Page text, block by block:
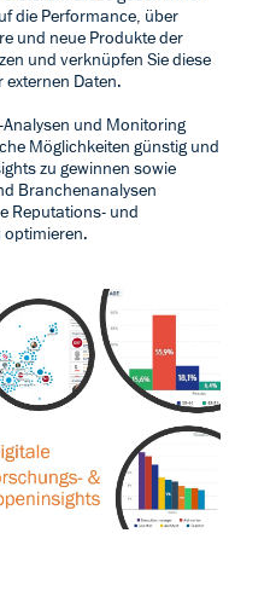
die Performance, über
und neue Produkte der
und verknüpfen Sie diese
Daten.
und Monitoring
Möglichkeiten günstig und
zu gewinnen sowie
Branchenanalysen
Reputations- und